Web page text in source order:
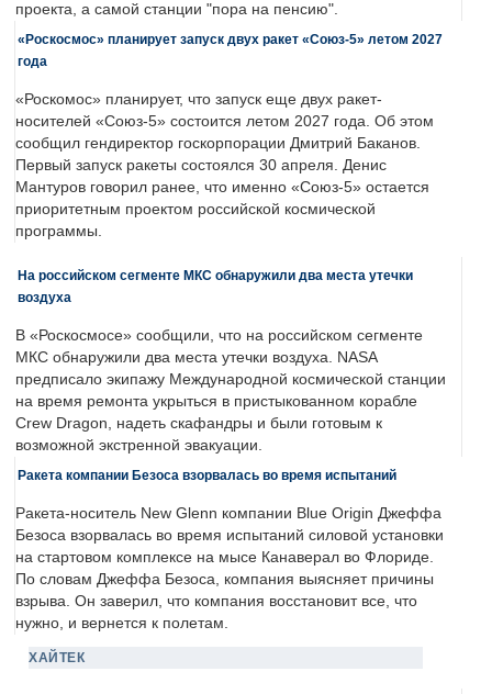
проекта, а самой станции "пора на пенсию".
«Роскосмос» планирует запуск двух ракет «Союз-5» летом 2027
года
«Роскомос» планирует, что запуск еще двух ракет-
носителей «Союз-5» состоится летом 2027 года. Об этом
сообщил гендиректор госкорпорации Дмитрий Баканов.
Первый запуск ракеты состоялся 30 апреля. Денис
Мантуров говорил ранее, что именно «Союз-5» остается
приоритетным проектом российской космической
программы.
На российском сегменте МКС обнаружили два места утечки
воздуха
В «Роскосмосе» сообщили, что на российском сегменте
МКС обнаружили два места утечки воздуха. NASA
предписало экипажу Международной космической станции
на время ремонта укрыться в пристыкованном корабле
Crew Dragon, надеть скафандры и были готовым к
возможной экстренной эвакуации.
Ракета компании Безоса взорвалась во время испытаний
Ракета-носитель New Glenn компании Blue Origin Джеффа
Безоса взорвалась во время испытаний силовой установки
на стартовом комплексе на мысе Канаверал во Флориде.
По словам Джеффа Безоса, компания выясняет причины
взрыва. Он заверил, что компания восстановит все, что
нужно, и вернется к полетам.
ХАЙТЕК